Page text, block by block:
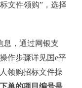
文件领购”，选择
息，通过网银支
作步骤详见国e平
领购招标文件操
单的项目编号是